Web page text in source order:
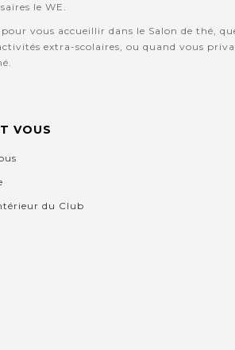
le WE.
vous accueillir dans le Salon de thé,
extra-scolaires, ou quand vous
VOUS
du Club